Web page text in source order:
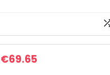
€69.65